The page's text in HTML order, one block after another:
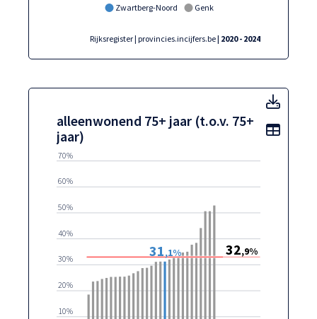
Zwartberg-Noord Genk
Rijksregister | provincies.incijfers.be| 2020 - 2024
alleenwonend 75+ jaar (t.o.v. 75+
jaar)
10%
20%
30%
40%
50%
60%
70%
31,1% 32,9%
Toon